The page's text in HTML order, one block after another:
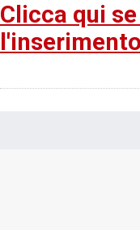
Clicca qui